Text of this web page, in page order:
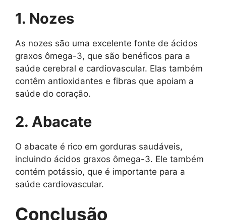
1. Nozes
As nozes são uma excelente fonte de ácidos
graxos ômega-3, que são benéficos para a
saúde cerebral e cardiovascular. Elas também
contêm antioxidantes e fibras que apoiam a
saúde do coração.
2. Abacate
O abacate é rico em gorduras saudáveis,
incluindo ácidos graxos ômega-3. Ele também
contém potássio, que é importante para a
saúde cardiovascular.
Conclusão